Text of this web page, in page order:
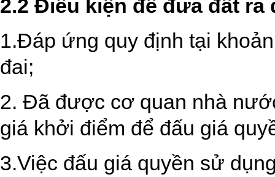
2.2 Điều kiện để đưa đất ra
1.Đáp ứng quy định tại
đai;
2. Đã được cơ quan nhà
giá khởi điểm để đấu giá
3.Việc đấu giá quyền sử